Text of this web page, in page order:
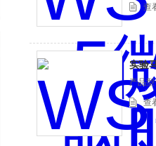
查
实验
产品型
查